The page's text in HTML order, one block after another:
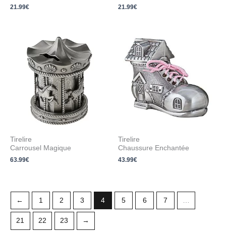
21.99€ 21.99€
Tirelire
Carrousel Magique
63.99€
Tirelire
Chaussure Enchantée
43.99€
← 1 2 3 4 5 6 7
21 22 23 →